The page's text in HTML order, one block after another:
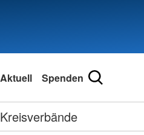
Aktuell Spenden
Kreisverbände